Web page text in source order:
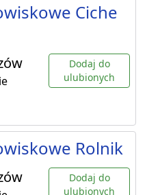
Ciche
Dodaj do
ulubionych
Rolnik
Dodaj do
ulubionych